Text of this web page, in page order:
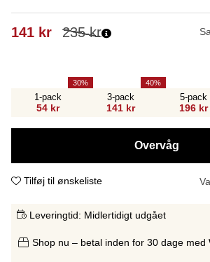
235kr
141 kr
1-pack
54 kr
30
3-pack
141 kr
40
5-pack
196 kr
Overvåg
Tilføj til ønskeliste
Leveringtid: Midlertidigt udgået
Shop nu – betal inden for 30 dage med